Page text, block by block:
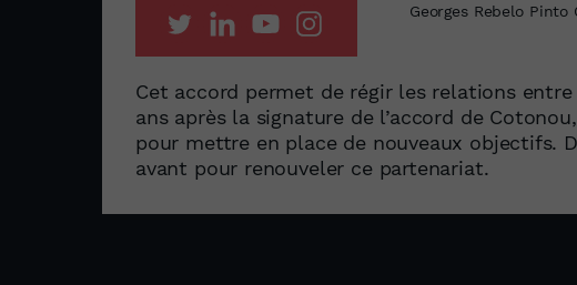
Georges Rebelo
Cet accord permet de régir les relations entre
ans après la signature de l’accord de
pour mettre en place de nouveaux objectifs.
avant pour renouveler ce partenariat.